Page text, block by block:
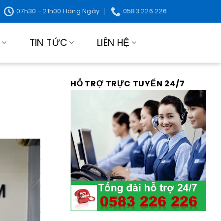
07h30 - 21h00 Hàng Ngày 0583.226.226
TIN TỨC LIÊN HỆ
HỖ TRỢ TRỰC TUYẾN 24/7